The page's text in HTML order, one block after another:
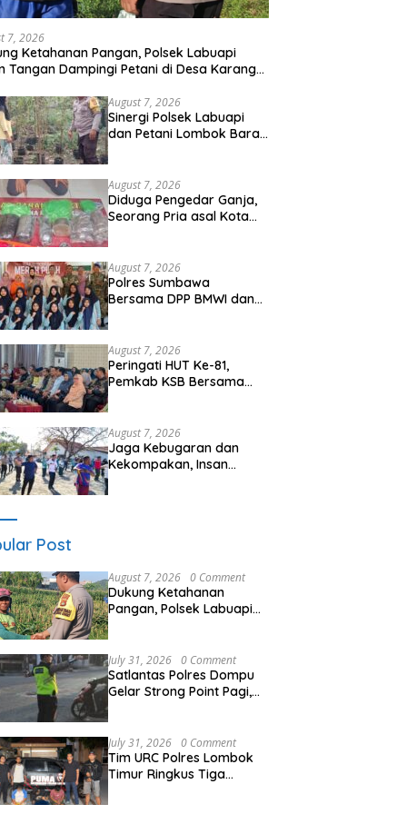
7, 2026
Ketahanan Pangan, Polsek Labuapi
Tangan Dampingi Petani di Desa Karang
August 7, 2026
Sinergi Polsek Labuapi
dan Petani Lombok Barat
August 7, 2026
Diduga Pengedar Ganja,
Seorang Pria asal Kota
August 7, 2026
Polres Sumbawa
Bersama DPP BMWI dan
Ponpes Arrahman
Hidayatullah
August 7, 2026
Peringati HUT Ke-81,
Pemkab KSB Bersama
Hari Pertama Kehidupan”
August 7, 2026
Jaga Kebugaran dan
Kekompakan, Insan
Post
August 7, 2026 0 Comment
Dukung Ketahanan
Pangan, Polsek Labuapi
Bongkot
July 31, 2026 0 Comment
Satlantas Polres Dompu
Gelar Strong Point Pagi,
July 31, 2026 0 Comment
Tim URC Polres Lombok
Timur Ringkus Tiga